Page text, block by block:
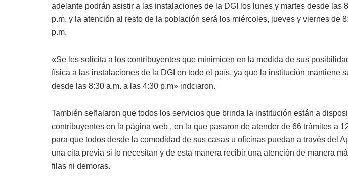
adelante podrán asistir a las instalaciones de la DGI los lunes y martes desde las
p.m. y la atención al resto de la población será los miércoles, jueves y viernes de
p.m.
«Se les solicita a los contribuyentes que minimicen en la medida de sus
física a las instalaciones de la DGI en todo el país, ya que la institución mantiene
desde las 8:30 a.m. a las 4:30 p.m» indciaron.
También señalaron que todos los servicios que brinda la institución están a
contribuyentes en la página web , en la que pasaron de atender de 66 trámites a
para que todos desde la comodidad de sus casas u oficinas puedan a través del
una cita previa si lo necesitan y de esta manera recibir una atención de manera
filas ni demoras.